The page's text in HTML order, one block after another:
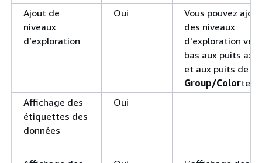
Ajout de
niveaux
d’exploration
Oui
Vous pouvez
des niveaux
d'exploration
bas aux puits
et aux puits de
Group/Color
Affichage des
étiquettes des
données
Oui